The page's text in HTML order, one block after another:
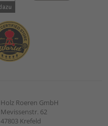
Holz Roeren GmbH
Mevissenstr. 62
47803 Krefeld